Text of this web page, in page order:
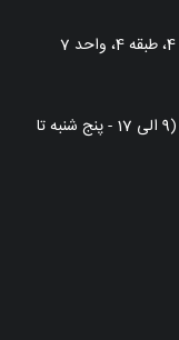
02122083926 - 02122085386 - 02122082258 (9 الی 17 - پنج شنبه تا